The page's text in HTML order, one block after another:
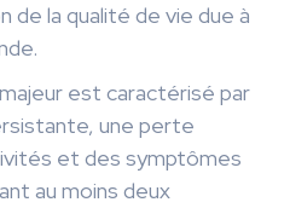
de la qualité de vie due à
est caractérisé par
une perte
et des symptômes
au moins deux